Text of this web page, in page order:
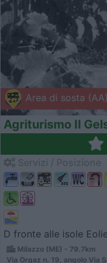
Area di sosta (AA)
Agriturismo Il
D fronte alle isole
Milazzo (ME) - 79.7km
Via Orgaz n. 19, angolo Via